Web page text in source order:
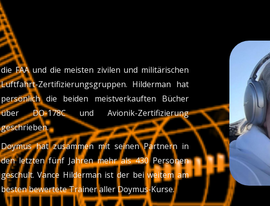
die FAA und die meisten zivilen und militärischen
Luftfahrt-Zertifizierungsgruppen. Hilderman hat
persönlich die beiden meistverkauften Bücher
über DO-178C und Avionik-Zertifizierung
geschrieben.
Doymus hat zusammen mit seinen Partnern in
den letzten fünf Jahren mehr als 430 Personen
geschult. Vance Hilderman ist der bei weitem am
besten bewertete Trainer aller Doymus-Kurse.